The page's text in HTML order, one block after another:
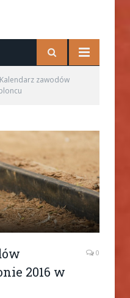
Kalendarz zawodów
2016 w
0